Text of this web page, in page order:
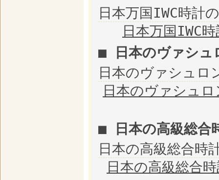
日本万国IWC時計
日本万国IWC
■ 日本のヴァシュ
日本のヴァシュロ
日本のヴァシュ
■ 日本の高級総合
日本の高級総合時
日本の高級総合